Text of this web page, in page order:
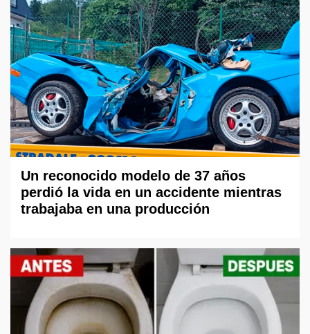
Un reconocido modelo de 37 años
perdió la vida en un accidente mientras
trabajaba en una producción